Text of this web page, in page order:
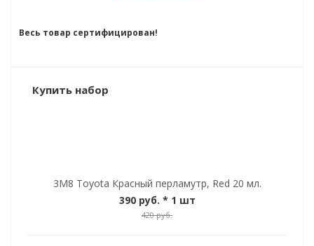
Весь товар сертифицирован!
Купить набор
3M8 Toyota Красный перламутр, Red 20 мл.
390 руб. * 1 шт
420 руб.